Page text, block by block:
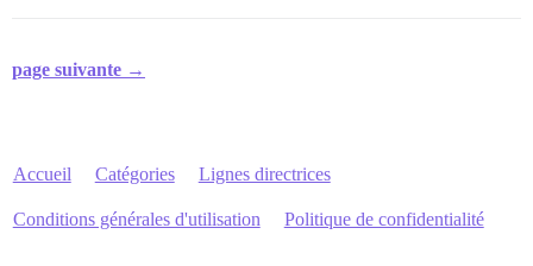
page suivante →
Accueil Catégories Lignes directrices
Conditions générales d'utilisation Politique de confidentialité